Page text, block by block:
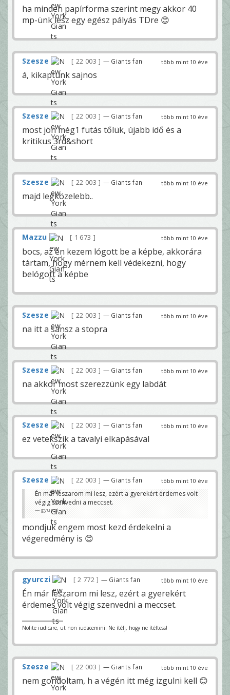
ha minden papírforma szerint megy akkor 40
mp-ünk lesz egy egész pályás TDre 😊
több mint 10 éve
Szesze 22 003 — Giants fan
á, kikaptunk sajnos
több mint 10 éve
Szesze 22 003 — Giants fan
most jön még1 futás tőlük, újabb idő és a
kritikus 3rd&short
több mint 10 éve
Szesze 22 003 — Giants fan
majd legközelebb..
több mint 10 éve
Mazzu 1 673
bocs, az én kezem lógott be a képbe, akkorára
tártam, hogy mérnem kell védekezni, hogy
belógott a képbe
több mint 10 éve
Szesze 22 003 — Giants fan
na itt a sansz a stopra
több mint 10 éve
Szesze 22 003 — Giants fan
na akkor most szerezzünk egy labdát
több mint 10 éve
Szesze 22 003 — Giants fan
ez vetekszik a tavalyi elkapásával
több mint 10 éve
Szesze 22 003 — Giants fan
Én már leszarom mi lesz, ezért a gyerekért érdemes volt
végig szenvedni a meccset.
gyurczi
mondjuk engem most kezd érdekelni a
végeredmény is 😊
több mint 10 éve
gyurczi 2 772 — Giants fan
Én már leszarom mi lesz, ezért a gyerekért
érdemes volt végig szenvedni a meccset.
Nolite iudicare, ut non iudacemini. Ne ítélj, hogy ne ítéltess!
több mint 10 éve
Szesze 22 003 — Giants fan
nem gondoltam, h a végén itt még izgulni kell 😊